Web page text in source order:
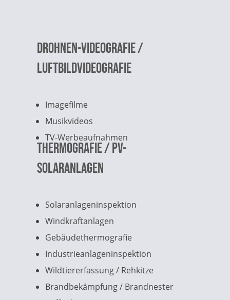
Drohnen-videografie /
Luftbildvideografie
Imagefilme
Musikvideos
TV-Werbeaufnahmen
Thermografie / PV-
Solaranlagen
Solaranlageninspektion
Windkraftanlagen
Gebäudethermografie
Industrieanlageninspektion
Wildtiererfassung / Rehkitze
Brandbekämpfung / Brandnester